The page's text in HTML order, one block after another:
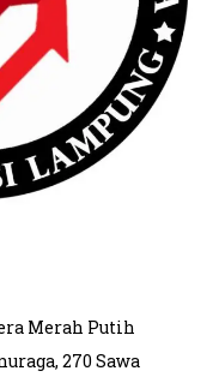
Merah Putih
270 Sawa